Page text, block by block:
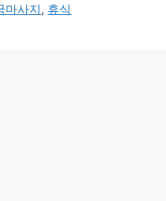
마사지, 휴식